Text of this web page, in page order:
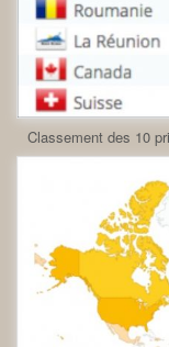
Classement des 10